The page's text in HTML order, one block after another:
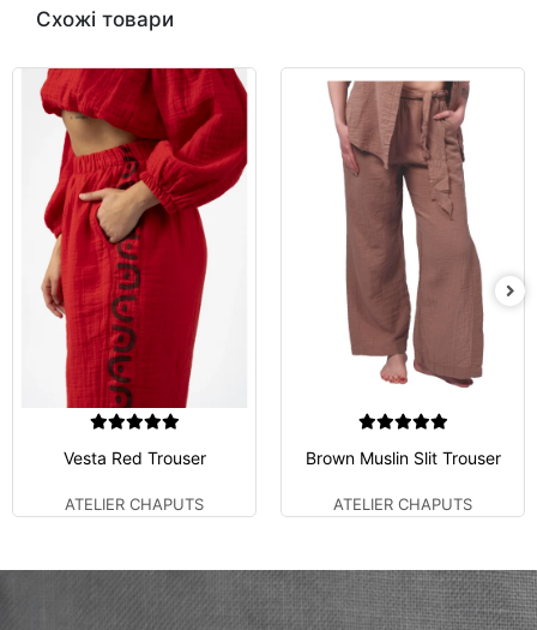
Схожі товари
Vesta Red Trouser
ATELIER CHAPUTS
Brown Muslin Slit Trouser
ATELIER CHAPUTS